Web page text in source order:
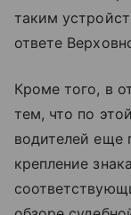
таким
ответе
Кроме того, в
тем, что по
водителей еще
крепление